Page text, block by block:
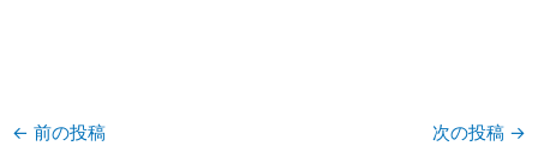
← 前の投稿 次の投稿 →